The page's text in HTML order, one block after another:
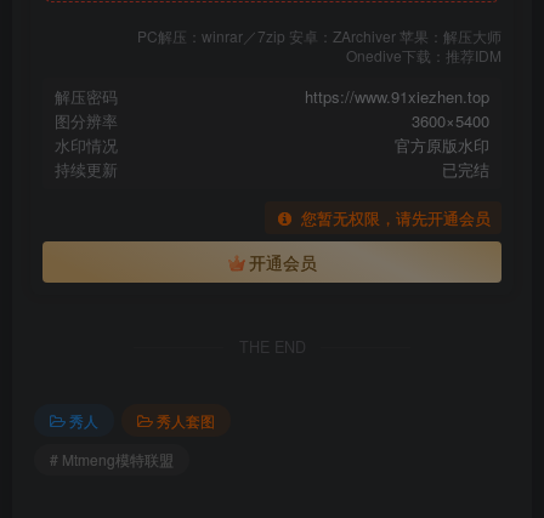
PC解压：winrar／7zip 安卓：ZArchiver 苹果：解压大师
Onedive下载：推荐IDM
解压密码
https://www.91xiezhen.top
图分辨率
3600×5400
水印情况
官方原版水印
持续更新
已完结
您暂无权限，请先开通会员
开通会员
THE END
秀人
秀人套图
# Mtmeng模特联盟